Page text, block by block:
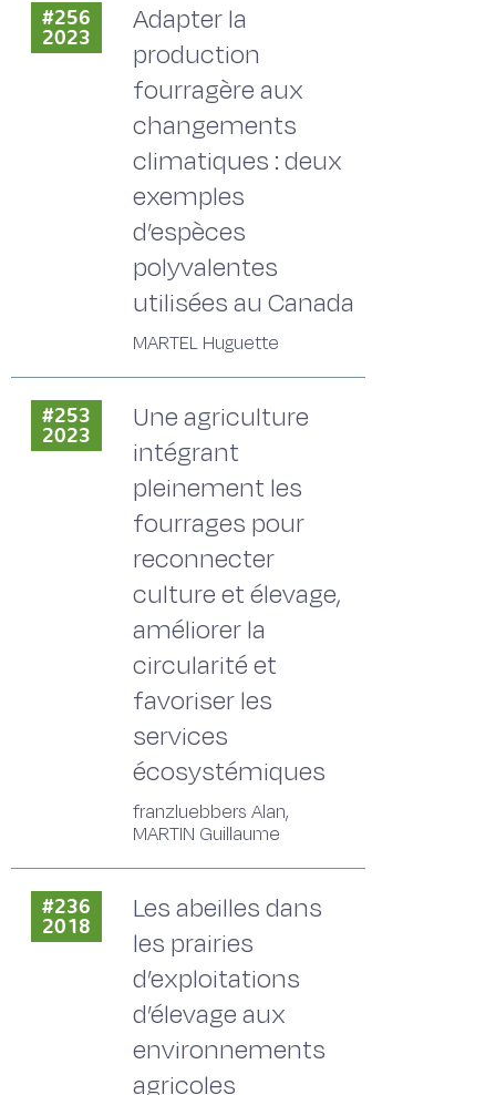
#256
2023
Adapter la
production
fourragère aux
changements
climatiques : deux
exemples
d’espèces
polyvalentes
utilisées au Canada
MARTEL Huguette
#253
2023
Une agriculture
intégrant
pleinement les
fourrages pour
reconnecter
culture et élevage,
améliorer la
circularité et
favoriser les
services
écosystémiques
franzluebbers Alan,
MARTIN Guillaume
#236
2018
Les abeilles dans
les prairies
d’exploitations
d’élevage aux
environnements
agricoles